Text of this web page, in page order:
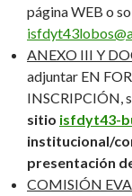
página WEB o
ANEXO III Y
adjuntar EN
INSCRIPCIÓN,
sitio isfdyt43-
institucional/
presentación
COMISIÓN